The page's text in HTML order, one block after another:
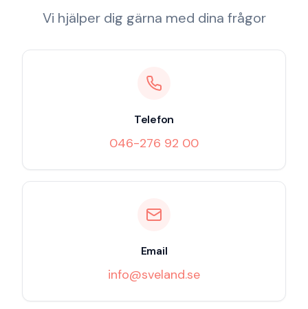
Vi hjälper dig gärna med dina frågor
Telefon
046-276 92 00
Email
info@sveland.se